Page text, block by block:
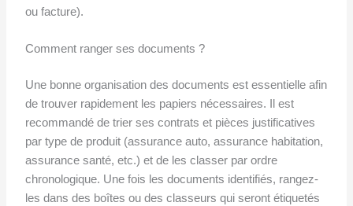
ou facture).
Comment ranger ses documents ?
Une bonne organisation des documents est essentielle afin
de trouver rapidement les papiers nécessaires. Il est
recommandé de trier ses contrats et pièces justificatives
par type de produit (assurance auto, assurance habitation,
assurance santé, etc.) et de les classer par ordre
chronologique. Une fois les documents identifiés, rangez-
les dans des boîtes ou des classeurs qui seront étiquetés